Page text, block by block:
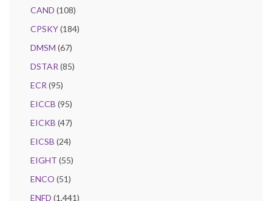
CAND (108)
CPSKY(184)
DMSM (67)
DSTAR (85)
ECR (95)
EICCB (95)
EICKB (47)
EICSB (24)
EIGHT (55)
ENCO (51)
ENFD (1,441)